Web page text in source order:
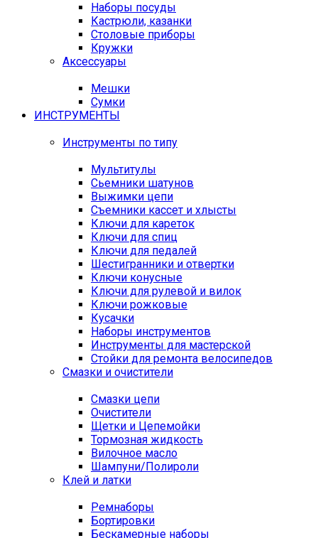
Наборы посуды
Кастрюли, казанки
Столовые приборы
Кружки
Аксессуары
Мешки
Сумки
ИНСТРУМЕНТЫ
Инструменты по типу
Мультитулы
Сьемники шатунов
Выжимки цепи
Съемники кассет и хлысты
Ключи для кареток
Ключи для спиц
Ключи для педалей
Шестигранники и отвертки
Ключи конусные
Ключи для рулевой и вилок
Ключи рожковые
Кусачки
Наборы инструментов
Инструменты для мастерской
Стойки для ремонта велосипедов
Смазки и очистители
Смазки цепи
Очистители
Щетки и Цепемойки
Тормозная жидкость
Вилочное масло
Шампуни/Полироли
Клей и латки
Ремнаборы
Бортировки
Бескамерные наборы